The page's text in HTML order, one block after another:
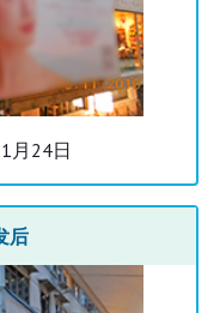
月24日
后